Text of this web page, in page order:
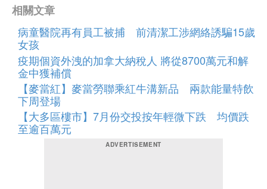
相關文章
病童醫院再有員工被捕 前清潔工涉網絡誘騙15歲
女孩
疫期個資外洩的加拿大納稅人 將從8700萬元和解
金中獲補償
【麥當紅】麥當勞聯乘紅牛溝新品 兩款能量特飲
下周登場
【大多區樓市】7月份交投按年輕微下跌 均價跌
至逾百萬元